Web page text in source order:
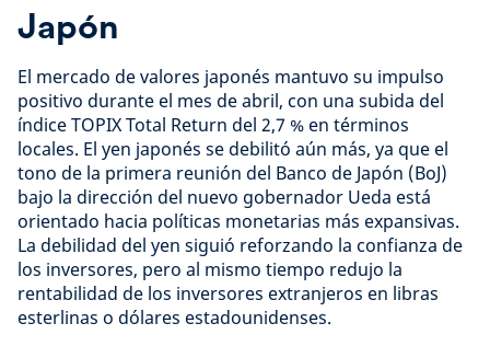
Japón
El mercado de valores japonés mantuvo su impulso
positivo durante el mes de abril, con una subida del
índice TOPIX Total Return del 2,7 % en términos
locales. El yen japonés se debilitó aún más, ya que el
tono de la primera reunión del Banco de Japón (BoJ)
bajo la dirección del nuevo gobernador Ueda está
orientado hacia políticas monetarias más expansivas.
La debilidad del yen siguió reforzando la confianza de
los inversores, pero al mismo tiempo redujo la
rentabilidad de los inversores extranjeros en libras
esterlinas o dólares estadounidenses.